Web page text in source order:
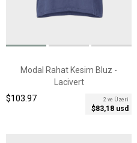
Modal Rahat Kesim Bluz -
Lacivert
2 ve Üzeri
$83,18 usd
$103.97